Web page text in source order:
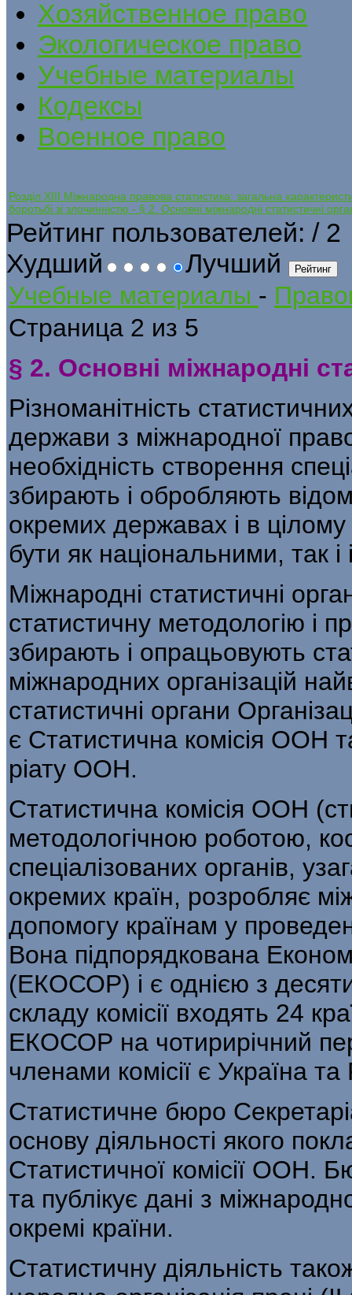
Хозяйственное право
Экологическое право
Учебные материалы
Кодексы
Военное право
Розділ ХІІІ Міжнародна правова статистика: загальна
боротьбі зі злочинністю - § 2. Основні міжнародні статистичні
Рейтинг пользователей: / 2
Худший
Лучший
Учебные материалы -
Страница 2 из 5
§ 2. Основні міжнародні
Різноманітність
держави з міжнародної
необхідність створення
збирають і обробляють
окремих державах і в цілому
бути як національними, так
Міжнародні статистичні
статис­тичну методологію і
збирають і опра­цьовують
міжнародних організацій
статистичні органи
є Статистична комісія ООН
ріату ООН.
Статистична комісія ООН
методоло­гічною роботою,
спеціалізованих органів,
окремих країн, розробляє
допомогу країнам у
Вона підпорядкована
(ЕКОСОР) і є однією з
складу комісії входять 24
ЕКОСОР на чотирирічний
членами комісії є Укра­їна
Статистичне бюро
основу діяльності якого
Статистичної комі­сії ООН.
та публікує дані з
окремі країни.
Статистичну діяльність